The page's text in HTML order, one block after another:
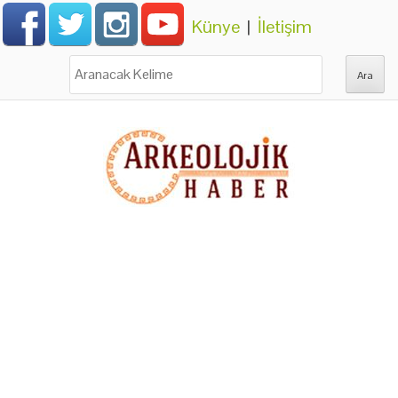
Künye | İletişim